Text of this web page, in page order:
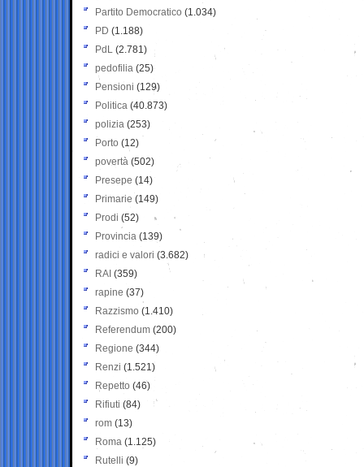
Partito Democratico (1.034)
PD (1.188)
PdL (2.781)
pedofilia (25)
Pensioni (129)
Politica (40.873)
polizia (253)
Porto (12)
povertà (502)
Presepe (14)
Primarie (149)
Prodi (52)
Provincia (139)
radici e valori (3.682)
RAI (359)
rapine (37)
Razzismo (1.410)
Referendum (200)
Regione (344)
Renzi (1.521)
Repetto (46)
Rifiuti (84)
rom (13)
Roma (1.125)
Rutelli (9)